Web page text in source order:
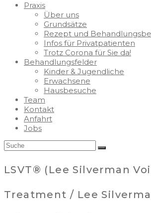
Praxis
Über uns
Grundsätze
Rezept und
Infos für Privatpatienten
Trotz Corona für Sie da!
Behandlungsfelder
Kinder & Jugendliche
Erwachsene
Hausbesuche
Team
Kontakt
Anfahrt
Jobs
LSVT® (Lee Silverman
Treatment / Lee